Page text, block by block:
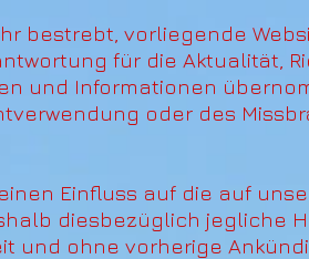
bestrebt, vorliegende
für die Aktualität,
und Informationen
oder des
Einfluss auf die auf
diesbezüglich jegliche
und ohne vorherige